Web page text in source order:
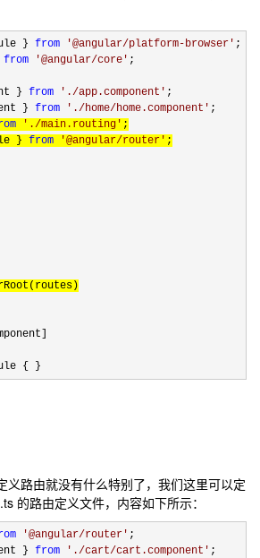
} from '@angular/platform-browser ' ;
from '@angular/core ' ;
} from ' ./app.component ' ;
} from ' ./home/home.component '
' ./main.routing ' ;
} from '@angular/router ' ;
{ }
义路由就没有什么特别了，我们这里可以定
的路由定义文件，内容如下所示：
'@angular/router ' ;
} from ' ./cart/cart.component ' ;